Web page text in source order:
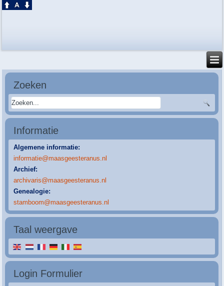
Zoeken
Informatie
Algemene informatie:
informatie@maasgeesteranus.nl
Archief:
archivaris@maasgeesteranus.nl
Genealogie:
stamboom@maasgeesteranus.nl
Taal weergave
Login Formulier